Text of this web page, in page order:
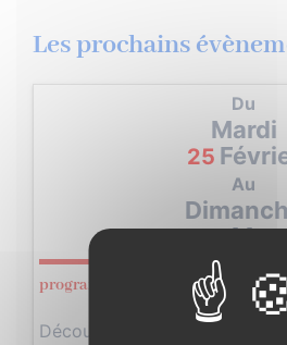
Les prochains
Du
Mardi
25
Au
09
programme vacances d’hiver de
Découvrez le programme des